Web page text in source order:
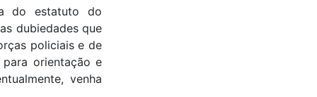
do estatuto do
dubiedades que
policiais e de
orientação e
venha